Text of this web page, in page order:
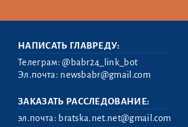
НАПИСАТЬ ГЛАВРЕДУ:
Телеграм:@babr24_link_bot
Эл.почта: newsbabr@gmail.com
ЗАКАЗАТЬ РАССЛЕДОВАНИЕ:
эл.почта: bratska.net.net@gmail.com